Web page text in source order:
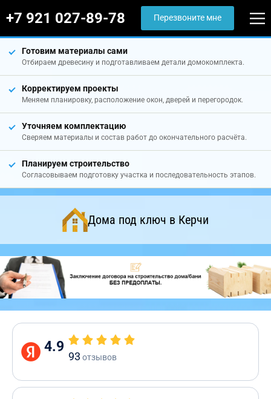
+7 921 027-89-78 Перезвоните мне
Готовим материалы сами
Отбираем древесину и подготавливаем детали домокомплекта.
Корректируем проекты
Меняем планировку, расположение окон, дверей и перегородок.
Уточняем комплектацию
Сверяем материалы и состав работ до окончательного расчёта.
Планируем строительство
Согласовываем подготовку участка и последовательность этапов.
Дома под ключ в Керчи
4.9
93 отзывов